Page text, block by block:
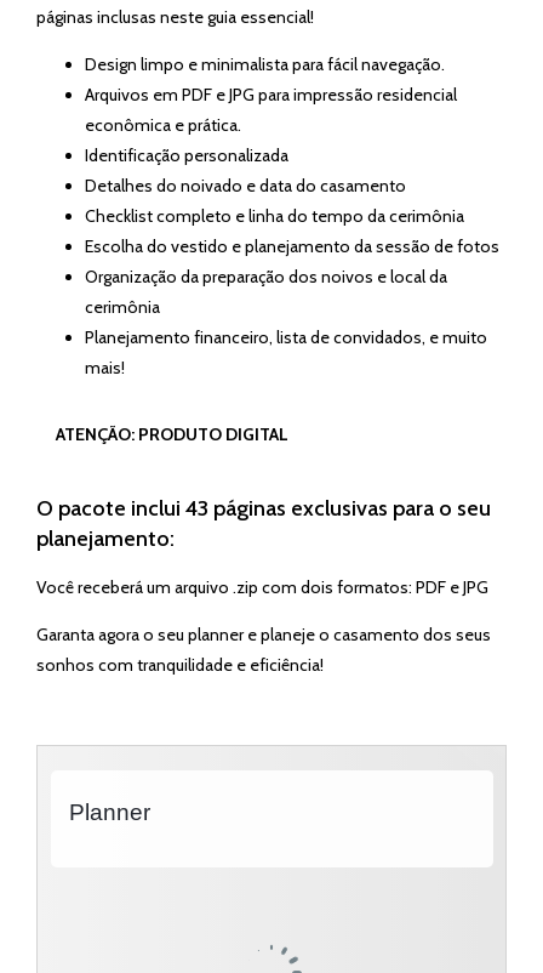
páginas inclusas neste guia essencial!
Design limpo e minimalista para fácil navegação.
Arquivos em PDF e JPG para impressão residencial
econômica e prática.
Identificação personalizada
Detalhes do noivado e data do casamento
Checklist completo e linha do tempo da cerimônia
Escolha do vestido e planejamento da sessão de fotos
Organização da preparação dos noivos e local da
cerimônia
Planejamento financeiro, lista de convidados, e muito
mais!
ATENÇÃO: PRODUTO DIGITAL
O pacote inclui 43 páginas exclusivas para o seu
planejamento:
Você receberá um arquivo .zip com dois formatos: PDF e JPG
Garanta agora o seu plannere planeje o casamento dos seus
sonhos com tranquilidade e eficiência!